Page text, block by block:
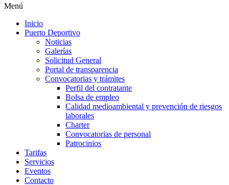
Menú
Inicio
Puerto Deportivo
Noticias
Galerías
Solicitud General
Portal de transparencia
Convocatorias y trámites
Perfil del contratante
Bolsa de empleo
Calidad medioambiental y prevención de riesgos
laborales
Charter
Convocatorias de personal
Patrocinios
Tarifas
Servicios
Eventos
Contacto